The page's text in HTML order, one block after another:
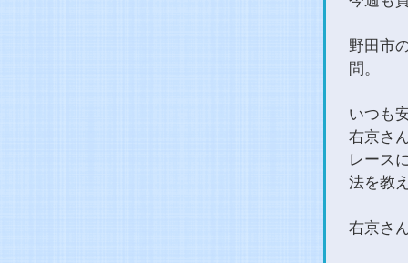
野田市
問。
いつも
右京さ
レース
法を教
右京さ